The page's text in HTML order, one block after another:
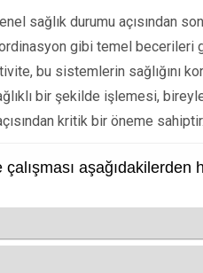
sağlık durumu açısından
gibi temel becerileri
bu sistemlerin sağlığını
bir şekilde işlemesi,
kritik bir öneme sahiptir.